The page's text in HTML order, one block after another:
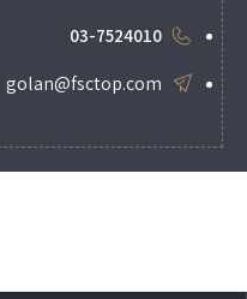
03-7524010
golan@fsctop.com